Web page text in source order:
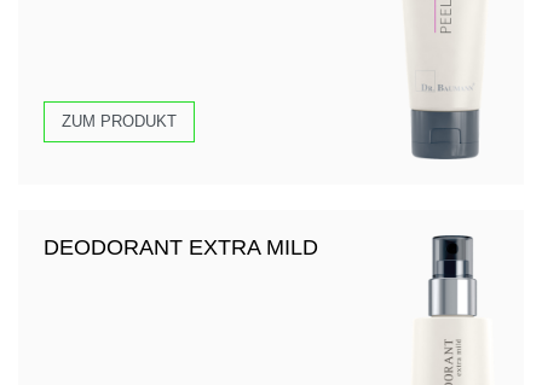
ZUM PRODUKT
DEODORANT EXTRA MILD